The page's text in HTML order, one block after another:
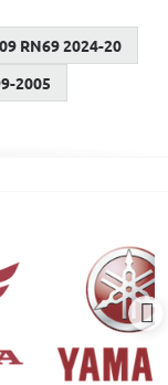
RN69 2024-20
2005